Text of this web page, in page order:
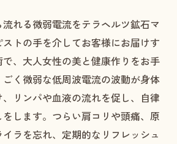
れる微弱電流をテラヘルツ鉱石マ
トの手を介してお客様にお届けす
、大人女性の美と健康作りをお手
く微弱な低周波電流の波動が身体
リンパや血液の流れを促し、自律
します。つらい肩コリや頭痛、原
ラを忘れ、定期的なリフレッシュ